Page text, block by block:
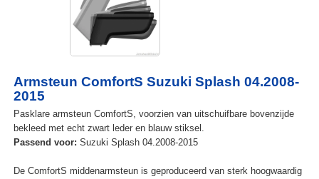
Armsteun ComfortS Suzuki Splash 04.2008-
2015
Pasklare armsteun ComfortS, voorzien van uitschuifbare bovenzijde
bekleed met echt zwart leder en blauw stiksel.
Passend voor: Suzuki Splash 04.2008-2015
De ComfortS middenarmsteun is geproduceerd van sterk hoogwaardig